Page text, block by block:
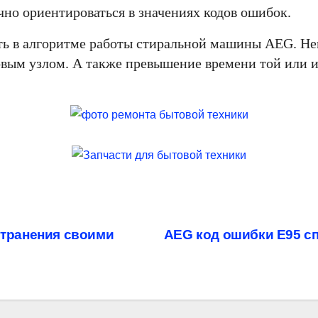
ориентироваться в значениях кодов ошибок.
в алгоритме работы стиральной машины AEG.
узлом. А также превышение времени той или
AEG код ошибки E95
своими